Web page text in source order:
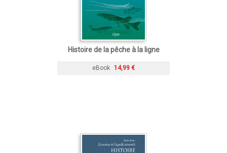
Histoire de la pêche à la ligne
eBook 14,99 €